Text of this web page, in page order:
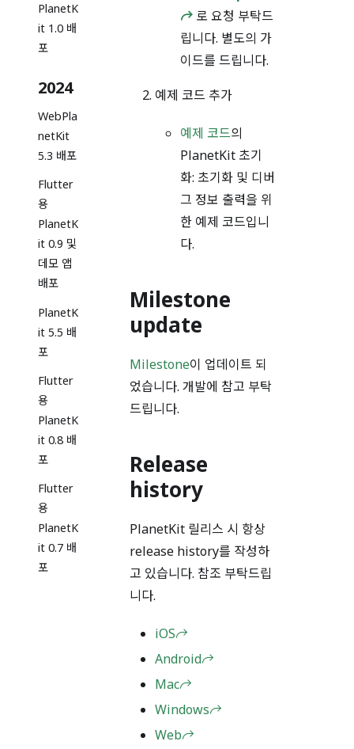
PlanetK
it 1.0 배
포
2024
WebPla
netKit
5.3 배포
Flutter
용
PlanetK
it 0.9 및
데모 앱
배포
PlanetK
it 5.5 배
포
Flutter
용
PlanetK
it 0.8 배
포
Flutter
용
PlanetK
it 0.7 배
포
로 요청 부탁드
립니다. 별도의 가
이드를 드립니다.
예제 코드 추가
예제 코드의
PlanetKit 초기
화: 초기화 및 디버
그 정보 출력을 위
한 예제 코드입니
다.
Milestone
update
Milestone이 업데이트 되
었습니다. 개발에 참고 부탁
드립니다.
Release
history
PlanetKit 릴리스 시 항상
release history를 작성하
고 있습니다. 참조 부탁드립
니다.
iOS
Android
Mac
Windows
Web